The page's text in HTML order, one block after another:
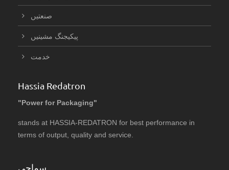
صنعتیں
پیکیجنگ مشینیں
خدمت
Hassia Redatron
"Power for Packaging"
stands at HASSIA-REDATRON for best performance in
terms of output, quality and service.
سماجی